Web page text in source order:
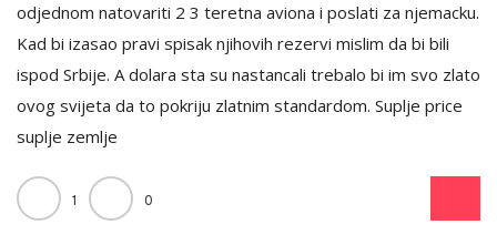
odjednom natovariti 2 3 teretna aviona i poslati za njemacku.
Kad bi izasao pravi spisak njihovih rezervi mislim da bi bili
ispod Srbije. A dolara sta su nastancali trebalo bi im svo zlato
ovog svijeta da to pokriju zlatnim standardom. Suplje price
suplje zemlje
1 0